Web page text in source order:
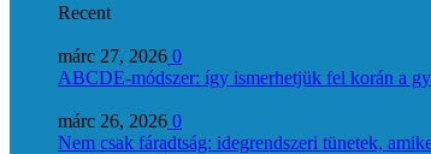
Recent
márc 27, 2026 0
ABCDE‑módszer: így ismerhetjük fel korán a
márc 26, 2026 0
Nem csak fáradtság: idegrendszeri tünetek,